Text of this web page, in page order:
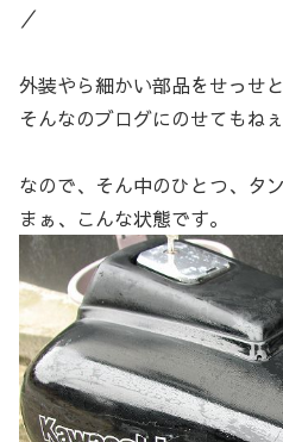
／
外装やら細かい部品をせっせ
そんなのブログにのせてもね
なので、そん中のひとつ、タ
まぁ、こんな状態です。